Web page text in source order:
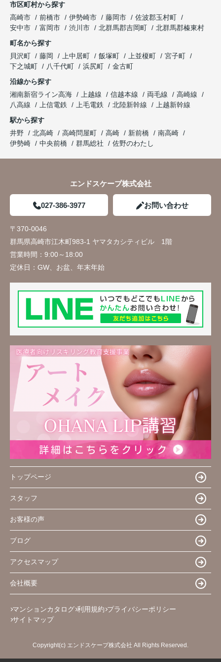
市区町村から探す
高崎市
前橋市 伊勢崎市 藤岡市
佐波郡玉村町
安中市
富岡市 渋川市 北群馬郡吉岡町
北群馬郡榛東村
町名から探す
貝沢町
藤岡 上中居町 飯塚町 上並榎町
宮子町
下之城町
八千代町 浜尻町
金古町
沿線から探す
湘南新宿ライン高海
上越線 信越本線 両毛線
高崎線
八高線
上信電鉄 上毛電鉄 北陸新幹線
上越新幹線
駅から探す
井野
北高崎 高崎問屋町 高崎 新前橋
南高崎
伊勢崎
中央前橋 群馬総社 佐野のわたし
エンドスケープ株式会社
027-386-3977 お問い合わせ
〒370-0046
群馬県高崎市江木町983-1 ヤマタカシティビル 1階
営業時間： 9:00～18:00
定休日： GW、お盆、年末年始
トップページ
スタッフ
お客様の声
ブログ
アクセスマップ
会社概要
マンションカタログ 利用規約 プライバシーポリシー
サイトマップ
Copyright(c) エンドスケープ株式会社 All Rights Reserved.